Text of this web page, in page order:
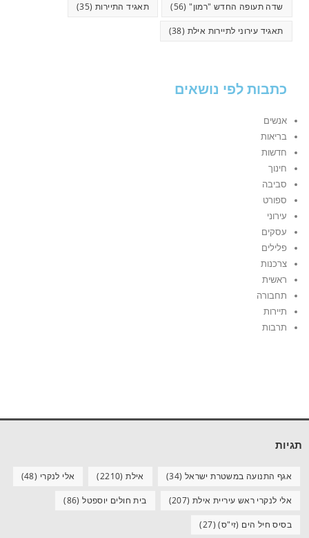
שדה תעופה החדש "רמון"(56) תאגיד התיירות (35)
תאגיד עירוני לתיירות אילת (38)
כתבות לפי נושאים
אנשים
בריאות
חדשות
חינוך
סביבה
ספורט
עירוני
עסקים
פלילים
צרכנות
ראשית
תחבורה
תיירות
תרבות
תגיות
אגף התנועה במשטרת ישראל (34) אילת(2210) אלי לנקרי (48)
אלי לנקרי ראש עיריית אילת (207) בית חולים יוספטל(86)
בסיס חיל הים (זי"ס)(27)